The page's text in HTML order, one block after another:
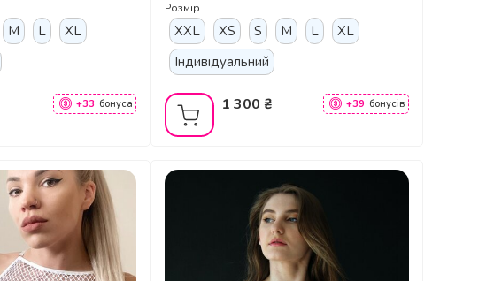
M L
XL
+33 бонуса
Сценічних Виступів - чорний
Розмір
XXL XS S M L
XL
Індивідуальний
1 300 ₴ +39 бонусів